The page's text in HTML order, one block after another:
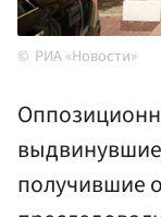
РИА «Новости»
получившие